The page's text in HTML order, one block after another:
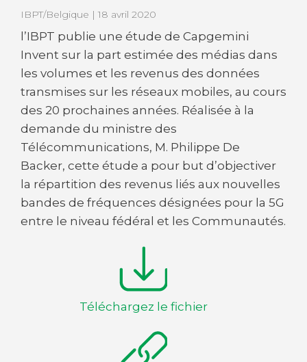
IBPT/Belgique | 18 avril 2020
l’IBPT publie une étude de Capgemini
Invent sur la part estimée des médias dans
les volumes et les revenus des données
transmises sur les réseaux mobiles, au cours
des 20 prochaines années. Réalisée à la
demande du ministre des
Télécommunications, M. Philippe De
Backer, cette étude a pour but d’objectiver
la répartition des revenus liés aux nouvelles
bandes de fréquences désignées pour la 5G
entre le niveau fédéral et les Communautés.
Téléchargez le fichier